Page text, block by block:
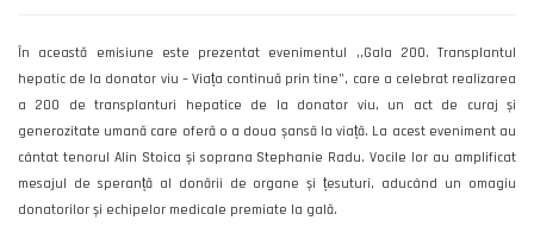
În această emisiune este prezentat evenimentul ,,Gala 200. Transplantul
hepatic de la donator viu – Viața continuă prin tine”, care a celebrat realizarea
a 200 de transplanturi hepatice de la donator viu, un act de curaj și
generozitate umană care oferă o a doua șansă la viață. La acest eveniment au
cântat tenorul Alin Stoica și soprana Stephanie Radu. Vocile lor au amplificat
mesajul de speranță al donării de organe și țesuturi, aducând un omagiu
donatorilor și echipelor medicale premiate la gală.